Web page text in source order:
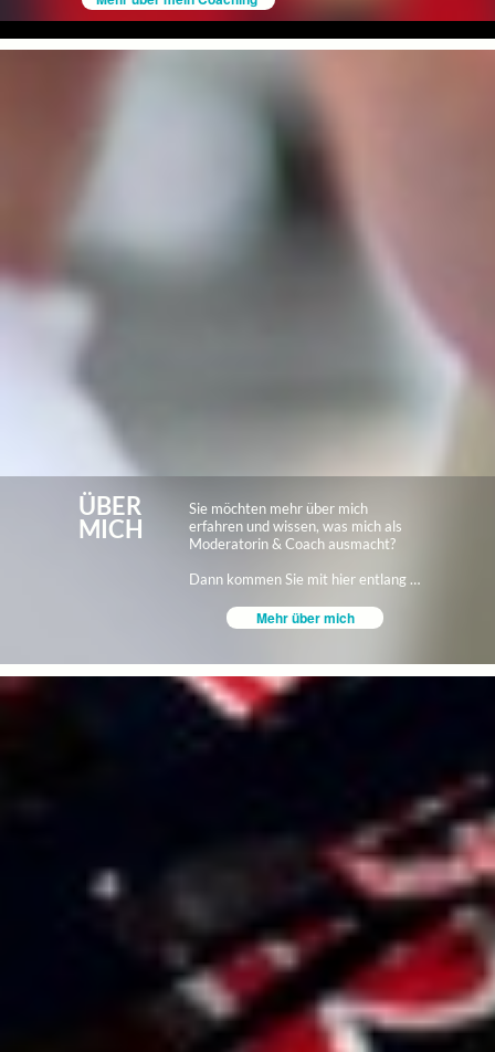
ÜBER
MICH
Sie möchten mehr über mich
erfahren und wissen, was mich als
Moderatorin & Coach ausmacht?
Dann kommen Sie mit hier entlang …
Mehr über mich